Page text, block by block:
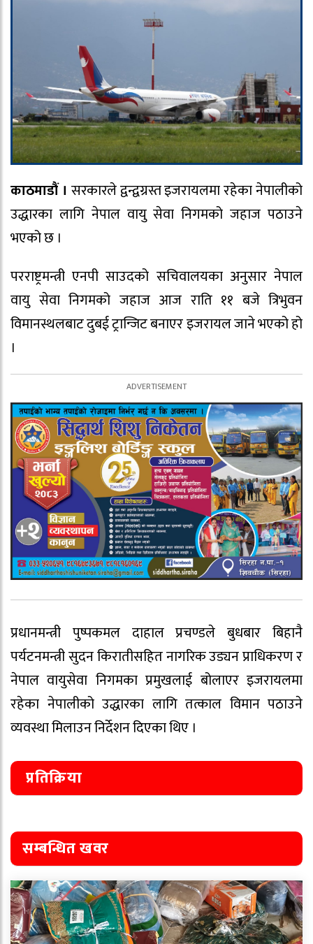
काठमाडौं । सरकारले द्वन्द्वग्रस्त इजरायलमा रहेका नेपालीको
उद्धारका लागि नेपाल वायु सेवा निगमको जहाज पठाउने
भएको छ ।
परराष्ट्रमन्त्री एनपी साउदको सचिवालयका अनुसार नेपाल
वायु सेवा निगमको जहाज आज राति ११ बजे त्रिभुवन
विमानस्थलबाट दुबई ट्रान्जिट बनाएर इजरायल जाने भएको हो
।
प्रधानमन्त्री पुष्पकमल दाहाल प्रचण्डले बुधबार बिहानै
पर्यटनमन्त्री सुदन किरातीसहित नागरिक उड्यन प्राधिकरण र
नेपाल वायुसेवा निगमका प्रमुखलाई बोलाएर इजरायलमा
रहेका नेपालीको उद्धारका लागि तत्काल विमान पठाउने
व्यवस्था मिलाउन निर्देशन दिएका थिए ।
प्रतिक्रिया
सम्बन्धित खवर